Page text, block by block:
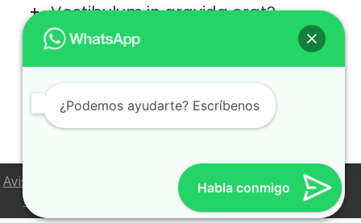
Vestibulum in gravida erat?
tempus?
Aviso Legal Política de Privacidad
Política de Cookies
Configuración de Cookies
Condiciones de venta
¿Podemos ayudarte? Escríbenos
Habla conmigo